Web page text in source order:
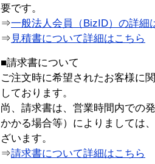
要です。
⇒一般法人会員（BizID）の詳細
⇒ 見積書について詳細はこちら
■請求書について
ご注文時に希望されたお客様に
しております。
尚、請求書は、営業時間内での
かかる場合等）によりましては
ざいます。
⇒請求書について詳細はこちら